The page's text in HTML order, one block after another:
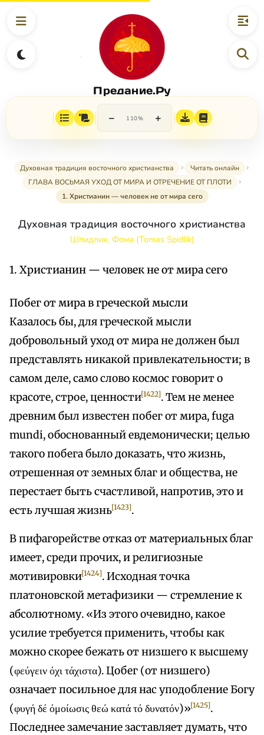
Предание.Ру
− 110% +
Духовная традиция восточного христианства
Читать онлайн
ГЛАВА ВОСbМАЯ УХОД ОТ МИРА И ОТРЕЧЕНИЕ ОТ ПЛОТИ
1. Христианин — человек не от мира сего
Духовная традиция восточного христианства
Шпидлик, Фома (Tomas Spidlik)
1. Христианин — человек не от мира сего
Побег от мира в греческой мысли
Казалось бы, для греческой мысли
добровольный уход от мира не должен был
представлять никакой привлекательности; в
самом деле, само слово космос говорит о
красоте, строе, ценности[1422]. Тем не менее
древним был известен побег от мира, fuga
mundi, обоснованный евдемонически; целью
такого побега было доказать, что жизнь,
отрешенная от земных благ и общества, не
перестает быть счастливой, напротив, это и
есть лучшая жизнь[1423].
В пифагорействе отказ от материальных благ
имеет, среди прочих, и религиозные
мотивировки[1424]. Исходная точка
платоновской метафизики — стремление к
абсолютному. «Из этого очевидно, какое
усилие требуется применить, чтобы как
можно скорее бежать от низшего к высшему
(φεύγειν όχι τάχιστα). Цобег (от низшего)
означает посильное для нас уподобление Богу
(φυγή δέ όμοίωσις θεώ κατά τό δυνατόν)»[1425].
Последнее замечание заставляет думать, что